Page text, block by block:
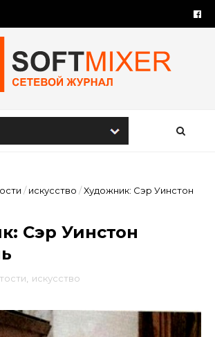
/ искусство /Художник: Сэр Уинстон
Сэр Уинстон
искусство